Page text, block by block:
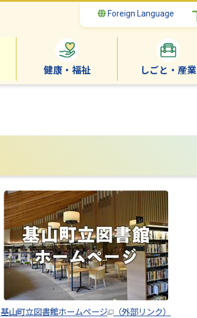
Foreign Language
健康・福祉 しごと・産業
基山町立図書館ホームページ （外部リンク）